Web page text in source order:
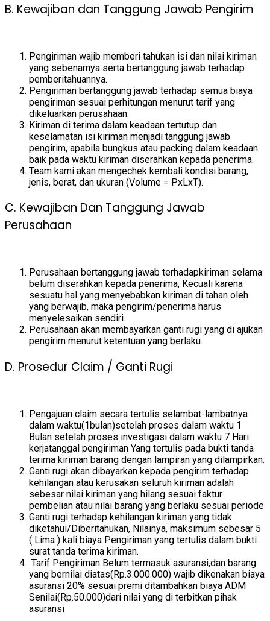
B. Kewajiban dan Tanggung Jawab Pengirim
Pengiriman wajib memberi tahukan isi dan nilai kiriman
yang sebenarnya serta bertanggung jawab terhadap
pemberitahuannya.
Pengiriman bertanggung jawab terhadap semua biaya
pengiriman sesuai perhitungan menurut tarif yang
dikeluarkan perusahaan.
Kiriman di terima dalam keadaan tertutup dan
keselamatan isi kiriman menjadi tanggung jawab
pengirim, apabila bungkus atau packing dalam keadaan
baik pada waktu kiriman diserahkan kepada penerima.
Team kami akan mengechek kembali kondisi barang,
jenis, berat, dan ukuran (Volume = PxLxT).
C. Kewajiban Dan Tanggung Jawab
Perusahaan
Perusahaan bertanggung jawab terhadapkiriman selama
belum diserahkan kepada penerima, Kecuali karena
sesuatu hal yang menyebabkan kiriman di tahan oleh
yang berwajib, maka pengirim/penerima harus
menyelesaikan sendiri.
Perusahaan akan membayarkan ganti rugi yang di ajukan
pengirim menurut ketentuan yang berlaku.
D. Prosedur Claim / Ganti Rugi
Pengajuan claim secara tertulis selambat-lambatnya
dalam waktu(1bulan)setelah proses dalam waktu 1
Bulan setelah proses investigasi dalam waktu 7 Hari
kerjatanggal pengiriman Yang tertulis pada bukti tanda
terima kiriman barang dengan lampiran yang dilampirkan.
Ganti rugi akan dibayarkan kepada pengirim terhadap
kehilangan atau kerusakan seluruh kiriman adalah
sebesar nilai kiriman yang hilang sesuai faktur
pembelian atau nilai barang yang berlaku sesuai periode
Ganti rugi terhadap kehilangan kiriman yang tidak
diketahui/Diberitahukan, Nilainya, maksimum sebesar 5
( Lima ) kali biaya Pengiriman yang tertulis dalam bukti
surat tanda terima kiriman.
Tarif Pengiriman Belum termasuk asuransi,dan barang
yang bernilai diatas(Rp.3.000.000) wajib dikenakan biaya
asuransi 20% sesuai premi ditambahkan biaya ADM
Senilai(Rp.50.000)dari nilai yang di terbitkan pihak
asuransi